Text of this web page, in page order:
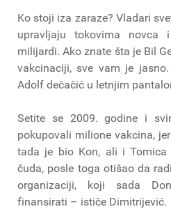
Ko stoji iza zaraze? Vladari
upravljaju tokovima
milijardi. Ako znate šta je Bil
vakcinaciji, sve vam je
Adolf dečačić u letnjim
Setite se 2009. godine i
pokupovali milione vakcina,
tada je bio Kon, ali i Tomica
čuda, posle toga otišao da
organizaciji, koji sada
finansirati – ističe Dimitrijević.